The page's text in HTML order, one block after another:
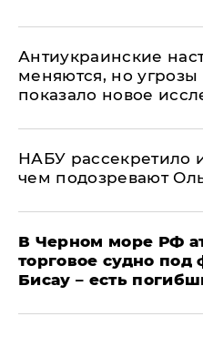
Антиукраинские
меняются, но угрозы
показало новое
НАБУ рассекретило
чем подозревают
В Черном море РФ
торговое судно под
Бисау – есть